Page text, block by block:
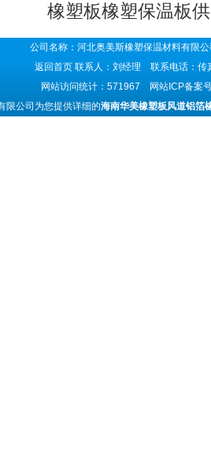
橡塑板橡塑保温板
公司名称：河北奥美斯橡塑保温材料有
返回首页 联系人：刘经理 联系电话：
网站访问统计：571967 网站ICP备案
限公司为您提供详细的海南华美橡塑板风道铝箔